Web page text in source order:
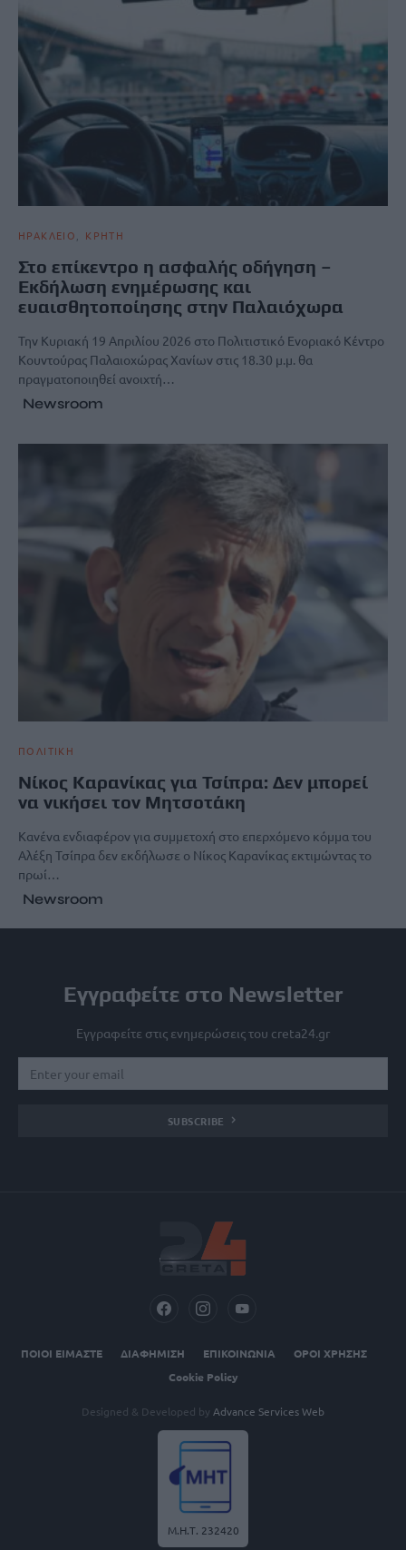
ΗΡΑΚΛΕΙΟ ΚΡΗΤΗ
Στο επίκεντρο η ασφαλής οδήγηση –
Εκδήλωση ενημέρωσης και
ευαισθητοποίησης στην Παλαιόχωρα
Την Κυριακή 19 Απριλίου 2026 στο Πολιτιστικό Ενοριακό Κέντρο
Κουντούρας Παλαιοχώρας Χανίων στις 18.30 μ.μ. θα
πραγματοποιηθεί ανοιχτή…
Newsroom
ΠΟΛΙΤΙΚΗ
Νίκος Καρανίκας για Τσίπρα: Δεν μπορεί
να νικήσει τον Μητσοτάκη
Κανένα ενδιαφέρον για συμμετοχή στο επερχόμενο κόμμα του
Αλέξη Τσίπρα δεν εκδήλωσε ο Νίκος Καρανίκας εκτιμώντας το
πρωί…
Newsroom
Εγγραφείτε στο Newsletter
Εγγραφείτε στις ενημερώσεις του creta24.gr
SUBSCRIBE
ΠΟΙΟΙ ΕΙΜΑΣΤΕ ΔΙΑΦΗΜΙΣΗ ΕΠΙΚΟΙΝΩΝΙΑ
ΟΡΟΙ ΧΡΗΣΗΣ
Cookie Policy
Designed & Developed by Advance Services Web
Μ.Η.Τ. 232420